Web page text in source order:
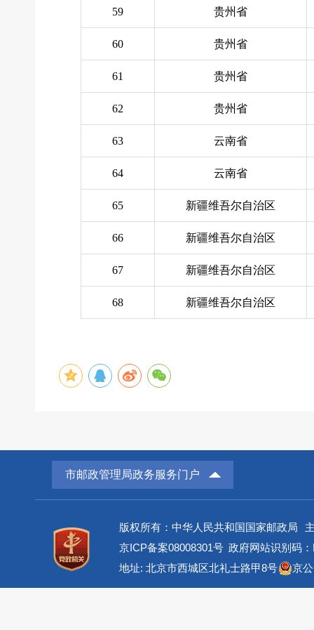
59 贵州省
60 贵州省
61 贵州省
62 贵州省
63 云南省
64 云南省
65 新疆维吾尔自治区
66 新疆维吾尔自治区
67 新疆维吾尔自治区
68 新疆维吾尔自治区
市邮政管理局政务服务门户
版权所有：中华人民共和国国家邮政局
京ICP备案08008301号 政府网站识别码
地址: 北京市西城区北礼士路甲8号
京